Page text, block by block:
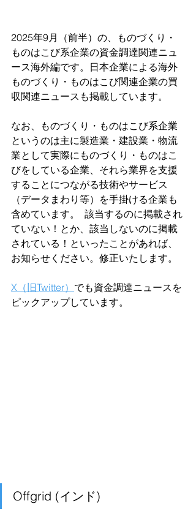
2025年9月（前半）の、ものづくり・
ものはこび系企業の資金調達関連ニュ
ース海外編です。日本企業による海外
ものづくり・ものはこび関連企業の買
収関連ニュースも掲載しています。
なお、ものづくり・ものはこび系企業
というのは主に製造業・建設業・物流
業として実際にものづくり・ものはこ
びをしている企業、それら業界を支援
することにつながる技術やサービス
（データまわり等）を手掛ける企業も
含めています。  該当するのに掲載され
ていない！とか、該当しないのに掲載
されている！といったことがあれば、
お知らせください。修正いたします。
X（旧Twitter） でも資金調達ニュースを
ピックアップしています。
Offgrid (インド)